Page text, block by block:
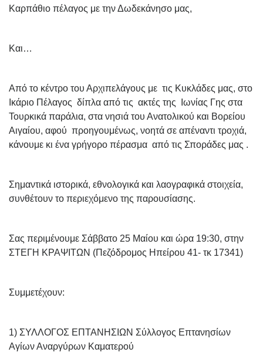
Καρπάθιο πέλαγος με την Δωδεκάνησο μας,
Και…
Από το κέντρο του Αρχιπελάγους με τις Κυκλάδες μας, στο
Ικάριο Πέλαγος δίπλα από τις ακτές της Ιωνίας Γης στα
Τουρκικά παράλια, στα νησιά του Ανατολικού και Βορείου
Αιγαίου, αφού προηγουμένως, νοητά σε απέναντι τροχιά,
κάνουμε κι ένα γρήγορο πέρασμα από τις Σποράδες μας .
Σημαντικά ιστορικά, εθνολογικά και λαογραφικά στοιχεία,
συνθέτουν το περιεχόμενο της παρουσίασης.
Σας περιμένουμε Σάββατο 25 Μαίου και ώρα 19:30, στην
ΣΤΕΓΗ ΚΡΑΨΙΤΩΝ (Πεζόδρομος Ηπείρου 41- τκ 17341)
Συμμετέχουν:
1) ΣΥΛΛΟΓΟΣ ΕΠΤΑΝΗΣΙΩΝ Σύλλογος Επτανησίων
Αγίων Αναργύρων Καματερού